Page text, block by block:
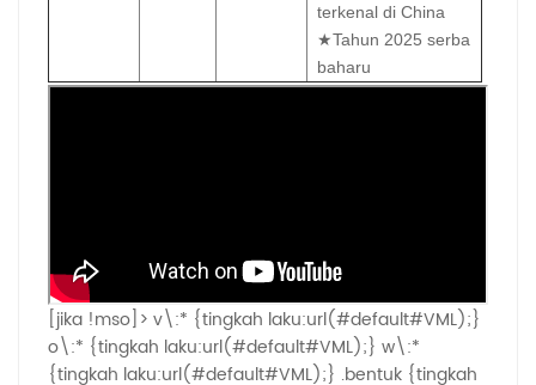
terkenal di China
★Tahun 2025 serba
baharu
[jika !mso]> v\:* {tingkah laku:url(#default#VML);}
o\:* {tingkah laku:url(#default#VML);} w\:*
{tingkah laku:url(#default#VML);} .bentuk {tingkah